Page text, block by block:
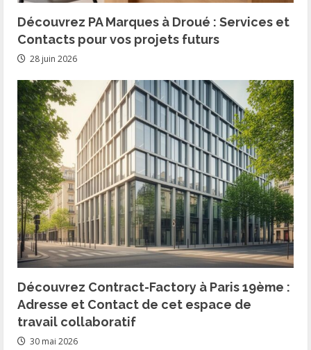
Découvrez PA Marques à Droué : Services et
Contacts pour vos projets futurs
28 juin 2026
Découvrez Contract-Factory à Paris 19ème :
Adresse et Contact de cet espace de
travail collaboratif
30 mai 2026